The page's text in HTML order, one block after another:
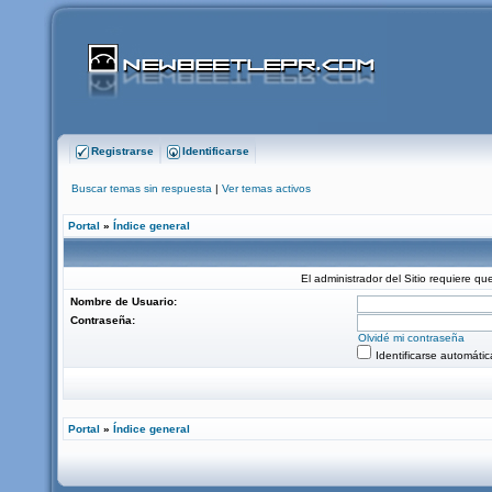
Registrarse Identificarse
Buscar temas sin respuesta | Ver temas activos
Portal » Índice general
El administrador del Sitio requiere
Nombre de Usuario:
Contraseña:
Olvidé mi contraseña
Identificarse
Portal » Índice general